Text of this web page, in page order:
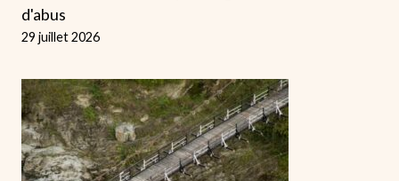
d'abus
29 juillet 2026